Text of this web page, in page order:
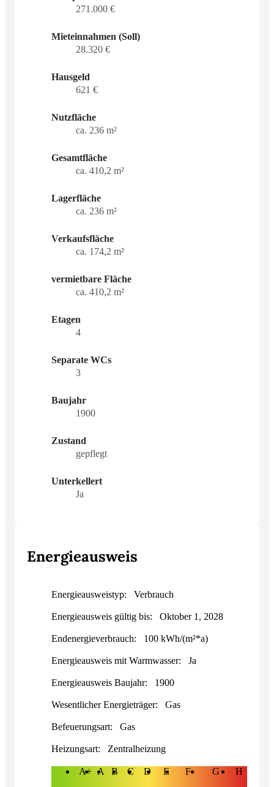
271.000 €
Mieteinnahmen (Soll)
28.320 €
Hausgeld
621 €
Nutzfläche
ca. 236 m²
Gesamtfläche
ca. 410,2 m²
Lagerfläche
ca. 236 m²
Verkaufsfläche
ca. 174,2 m²
vermietbare Fläche
ca. 410,2 m²
Etagen
4
Separate WCs
3
Baujahr
1900
Zustand
gepflegt
Unterkellert
Ja
Energieausweis
Energieausweistyp: Verbrauch
Energieausweis gültig bis: Oktober 1, 2028
Endenergieverbrauch: 100 kWh/(m²*a)
Energieausweis mit Warmwasser: Ja
Energieausweis Baujahr: 1900
Wesentlicher Energieträger: Gas
Befeuerungsart: Gas
Heizungsart: Zentralheizung
A+ A B C D E F G H